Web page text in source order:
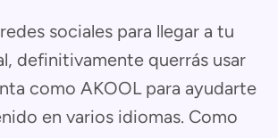
sociales para llegar a tu
definitivamente querrás usar
como AKOOL para ayudarte
en varios idiomas. Como